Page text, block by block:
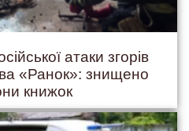
атаки згорів
«Ранок»: знищено
книжок